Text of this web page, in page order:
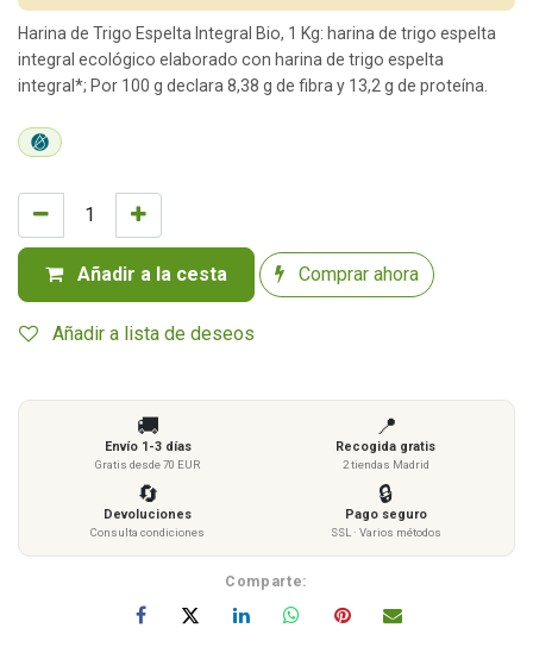
Añadir a la cesta Comprar ahora
Añadir a lista de deseos
Harina de Trigo Espelta Integral Bio, 1 Kg: harina de trigo espelta
integral ecológico elaborado con harina de trigo espelta
integral*; Por 100 g declara 8,38 g de fibra y 13,2 g de proteína.
🚚
Envío 1-3 días
Gratis desde 70 EUR
📍
Recogida gratis
2 tiendas Madrid
🔄
Devoluciones
Consulta condiciones
🔒
Pago seguro
SSL · Varios métodos
Comparte: